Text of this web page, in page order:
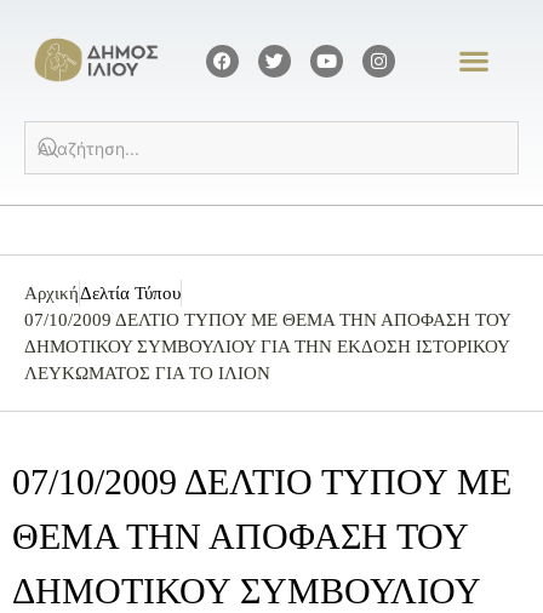
ΑρχικήΔελτία Τύπου
07/10/2009 ΔΕΛΤΙΟ ΤΥΠΟΥ ΜΕ ΘΕΜΑ ΤΗΝ ΑΠΟΦΑΣΗ ΤΟΥ
ΔΗΜΟΤΙΚΟΥ ΣΥΜΒΟΥΛΙΟΥ ΓΙΑ ΤΗΝ ΕΚΔΟΣΗ ΙΣΤΟΡΙΚΟΥ
ΛΕΥΚΩΜΑΤΟΣ ΓΙΑ ΤΟ ΙΛΙΟΝ
07/10/2009 ΔΕΛΤΙΟ ΤΥΠΟΥ ΜΕ
ΘΕΜΑ ΤΗΝ ΑΠΟΦΑΣΗ ΤΟΥ
ΔΗΜΟΤΙΚΟΥ ΣΥΜΒΟΥΛΙΟΥ